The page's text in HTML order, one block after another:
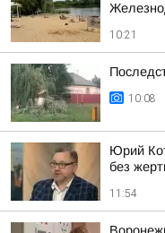
10:21
10:08
Юрий
без
11:54